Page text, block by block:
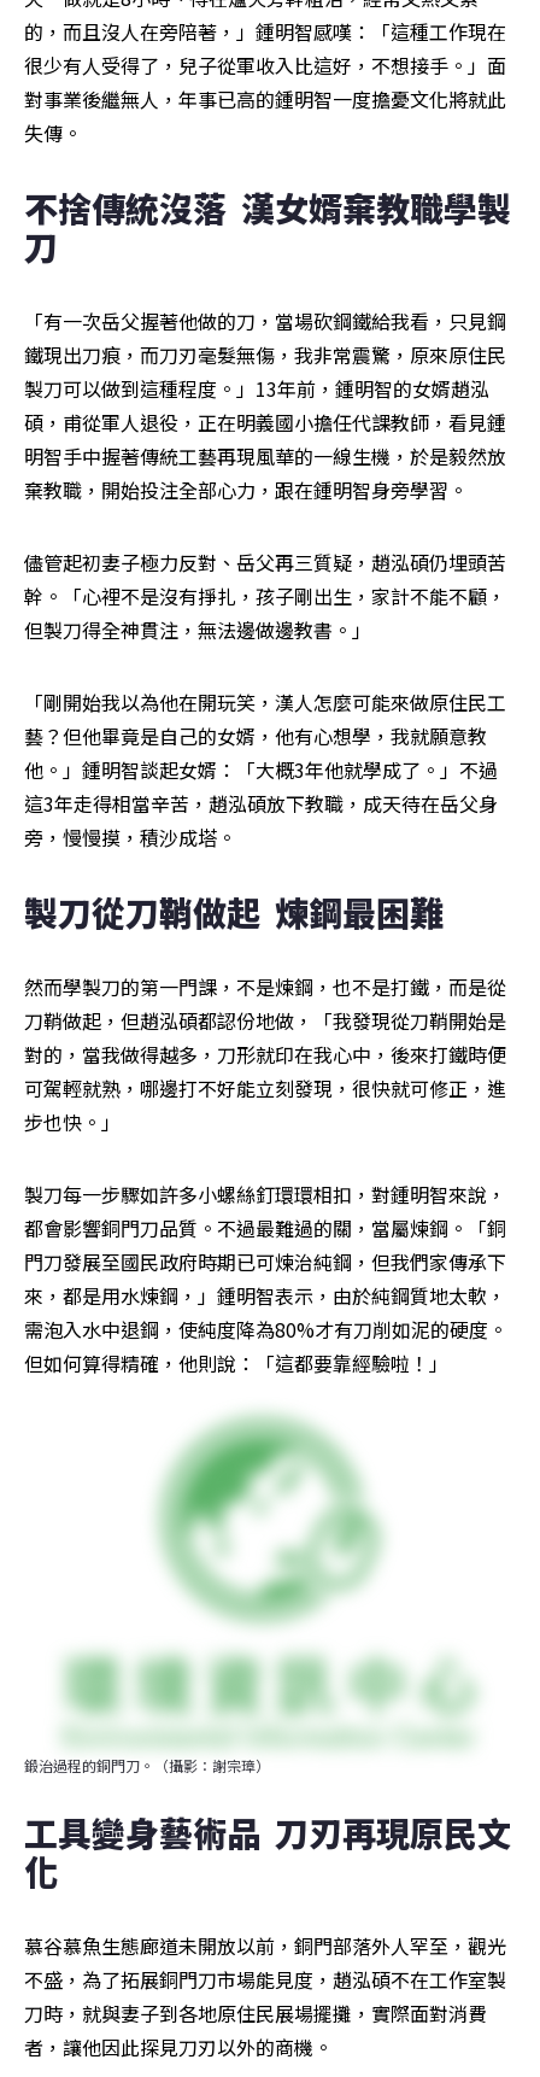
的，而且沒人在旁陪著，」鍾明智感嘆：「這種工作現在
很少有人受得了，兒子從軍收入比這好，不想接手。」面
對事業後繼無人，年事已高的鍾明智一度擔憂文化將就此
失傳。
不捨傳統沒落  漢女婿棄教職學製
刀
「有一次岳父握著他做的刀，當場砍鋼鐵給我看，只見鋼
鐵現出刀痕，而刀刃毫髮無傷，我非常震驚，原來原住民
製刀可以做到這種程度。」13年前，鍾明智的女婿趙泓
碩，甫從軍人退役，正在明義國小擔任代課教師，看見鍾
明智手中握著傳統工藝再現風華的一線生機，於是毅然放
棄教職，開始投注全部心力，跟在鍾明智身旁學習。
儘管起初妻子極力反對、岳父再三質疑，趙泓碩仍埋頭苦
幹。「心裡不是沒有掙扎，孩子剛出生，家計不能不顧，
但製刀得全神貫注，無法邊做邊教書。」
「剛開始我以為他在開玩笑，漢人怎麼可能來做原住民工
藝？但他畢竟是自己的女婿，他有心想學，我就願意教
他。」鍾明智談起女婿：「大概3年他就學成了。」不過
這3年走得相當辛苦，趙泓碩放下教職，成天待在岳父身
旁，慢慢摸，積沙成塔。
製刀從刀鞘做起  煉鋼最困難
然而學製刀的第一門課，不是煉鋼，也不是打鐵，而是從
刀鞘做起，但趙泓碩都認份地做，「我發現從刀鞘開始是
對的，當我做得越多，刀形就印在我心中，後來打鐵時便
可駕輕就熟，哪邊打不好能立刻發現，很快就可修正，進
步也快。」
製刀每一步驟如許多小螺絲釘環環相扣，對鍾明智來說，
都會影響銅門刀品質。不過最難過的關，當屬煉鋼。「銅
門刀發展至國民政府時期已可煉治純鋼，但我們家傳承下
來，都是用水煉鋼，」鍾明智表示，由於純鋼質地太軟，
需泡入水中退鋼，使純度降為80%才有刀削如泥的硬度。
但如何算得精確，他則說：「這都要靠經驗啦！」
鍛治過程的銅門刀。（攝影：謝宗璋）
工具變身藝術品  刀刃再現原民文
化
慕谷慕魚生態廊道未開放以前，銅門部落外人罕至，觀光
不盛，為了拓展銅門刀市場能見度，趙泓碩不在工作室製
刀時，就與妻子到各地原住民展場擺攤，實際面對消費
者，讓他因此探見刀刃以外的商機。